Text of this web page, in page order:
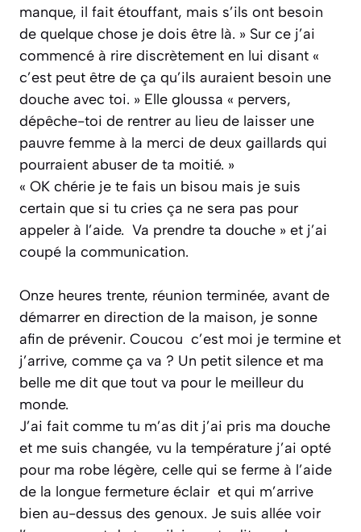
manque, il fait étouffant, mais s’ils ont besoin
de quelque chose je dois être là. » Sur ce j’ai
commencé à rire discrètement en lui disant «
c’est peut être de ça qu’ils auraient besoin une
douche avec toi. » Elle gloussa « pervers,
dépêche-toi de rentrer au lieu de laisser une
pauvre femme à la merci de deux gaillards qui
pourraient abuser de ta moitié. »
« OK chérie je te fais un bisou mais je suis
certain que si tu cries ça ne sera pas pour
appeler à l’aide. Va prendre ta douche » et j’ai
coupé la communication.
Onze heures trente, réunion terminée, avant de
démarrer en direction de la maison, je sonne
afin de prévenir. Coucou c’est moi je termine et
j’arrive, comme ça va ? Un petit silence et ma
belle me dit que tout va pour le meilleur du
monde.
J’ai fait comme tu m’as dit j’ai pris ma douche
et me suis changée, vu la température j’ai opté
pour ma robe légère, celle qui se ferme à l’aide
de la longue fermeture éclair et qui m’arrive
bien au-dessus des genoux. Je suis allée voir